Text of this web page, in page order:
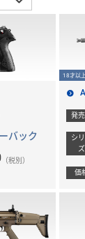
バック
（税別）
18才以上
発
シ
ズ
価